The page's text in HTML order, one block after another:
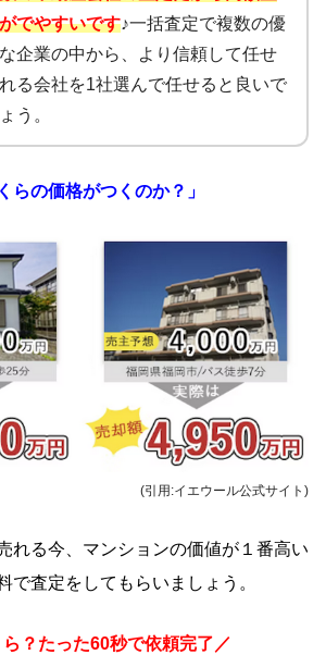
でやすいです♪一括査定で複数の優
企業の中から、より信頼して任せ
る会社を1社選んで任せると良いで
う。
らの価格がつくのか？」
(引用:イエウール公式サイト)
れる今、マンションの価値が１番高い
で査定をしてもらいましょう。
ら？たった60秒で依頼完了／